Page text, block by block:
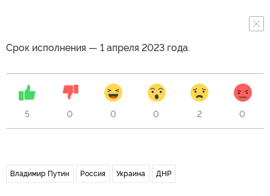
Срок исполнения — 1 апреля 2023 года.
5 0 0 0 2 0
Владимир Путин Россия Украина ДНР